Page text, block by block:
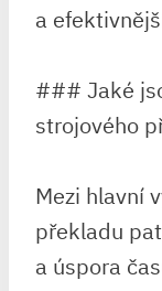
a
### Jaké
strojového
Mezi hlavní
překladu
a úspora